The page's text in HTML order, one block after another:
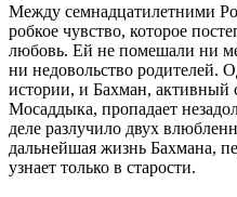
Между семнадцатилетними
робкое чувство, которое
любовь. Ей не помешали ни
ни недовольство родителей.
истории, и Бахман, активный
Мосаддыка, пропадает
деле разлучило двух
дальнейшая жизнь Бахмана,
узнает только в старости.